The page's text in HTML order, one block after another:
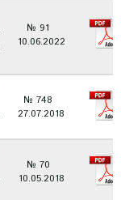
№ 91
10.06.2022
№ 748
27.07.2018
№ 70
10.05.2018